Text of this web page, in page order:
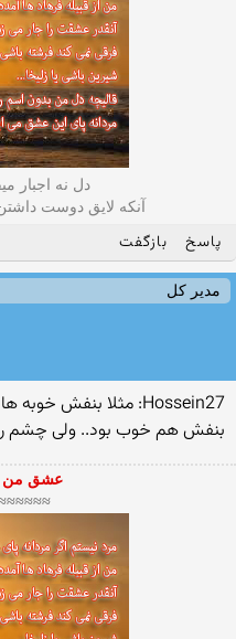
دل نه اجبار
آنکه لایق دوست
پاسخ بازگفت
مدیر کل
Hossein27: مثلا بنفش خوبه ها
بنفش هم خوب بود.. ولی چشم
عشق من